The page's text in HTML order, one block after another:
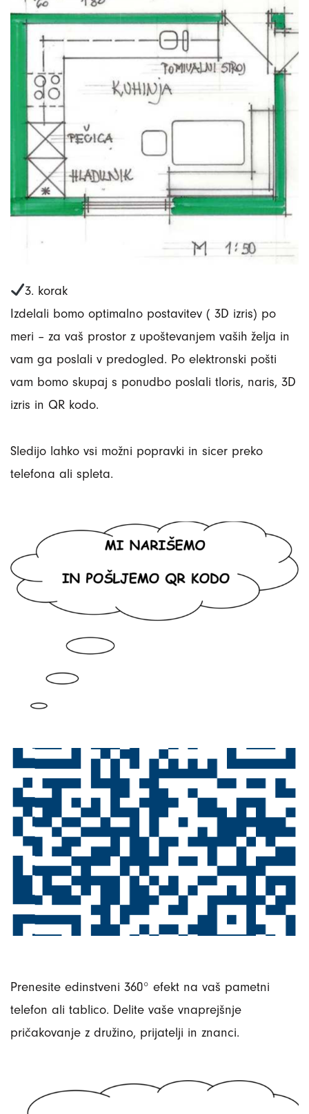
3. korak
Izdelali bomo optimalno postavitev ( 3D izris) po
meri – za vaš prostor z upoštevanjem vaših želja in
vam ga poslali v predogled. Po elektronski pošti
vam bomo skupaj s ponudbo poslali tloris, naris, 3D
izris in QR kodo.
Sledijo lahko vsi možni popravki in sicer preko
telefona ali spleta.
Prenesite edinstveni 360° efekt na vaš pametni
telefon ali tablico. Delite vaše vnaprejšnje
pričakovanje z družino, prijatelji in znanci.